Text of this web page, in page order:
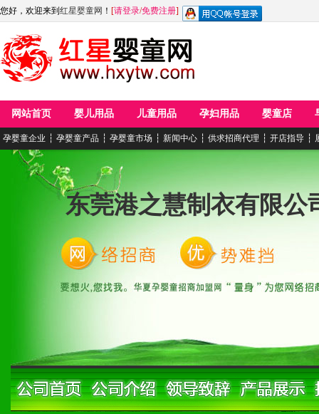
您好，欢迎来到 红星婴童网 ！ [请登录/免费注册]
网站首页 婴儿用品 儿童用品 孕妇用品 婴童店
孕婴童企业 ┆ 孕婴童产品 ┆ 孕婴童市场 ┆ 新闻中心 ┆ 供求招商代理 ┆ 开店指导 ┆
东莞港之慧制衣有限公